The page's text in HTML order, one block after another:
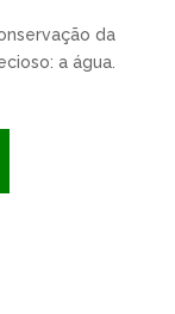
da
a água.